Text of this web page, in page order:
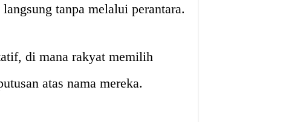
tanpa melalui perantara.
di mana rakyat memilih
atas nama mereka.